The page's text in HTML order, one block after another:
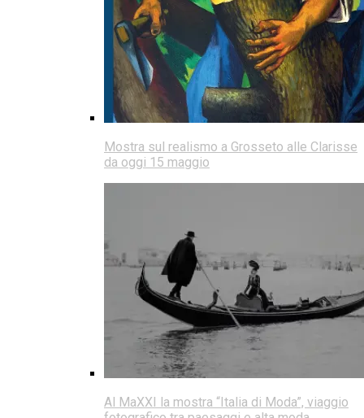
Mostra sul realismo a Grosseto alle Clarisse
da oggi 15 maggio
Al MaXXI la mostra “Italia di Moda”, viaggio